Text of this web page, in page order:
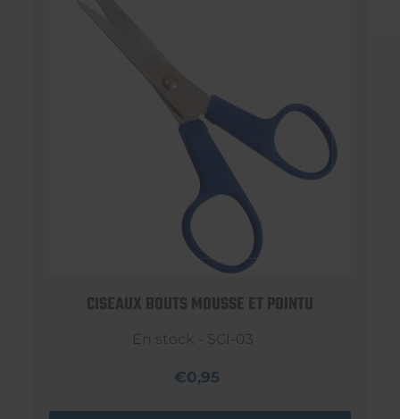
CISEAUX BOUTS MOUSSE ET POINTU
En stock - SCI-03
€0,95